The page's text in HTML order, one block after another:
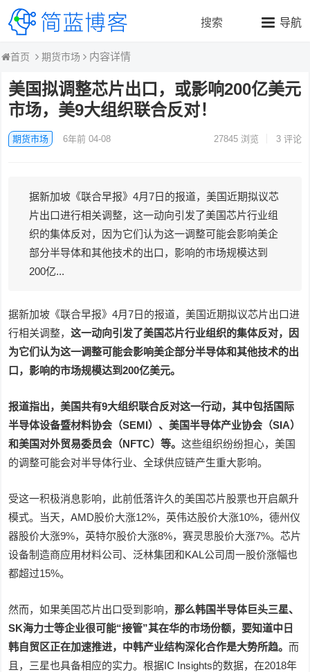
导航
搜索
首页 期货市场 内容详情
美国拟调整芯片出口，或影响200亿美元
市场，美9大组织联合反对！
期货市场 6年前 04-08 27845浏览 3 评论
据新加坡《联合早报》4月7日的报道，美国近期拟议芯
片出口进行相关调整，这一动向引发了美国芯片行业组
织的集体反对，因为它们认为这一调整可能会影响美企
部分半导体和其他技术的出口，影响的市场规模达到
200亿...
据新加坡《联合早报》4月7日的报道，美国近期拟议芯片出口进
行相关调整，这一动向引发了美国芯片行业组织的集体反对，因
为它们认为这一调整可能会影响美企部分半导体和其他技术的出
口，影响的市场规模达到200亿美元。
报道指出，美国共有9大组织联合反对这一行动，其中包括国际
半导体设备暨材料协会（SEMI）、美国半导体产业协会（SIA）
和美国对外贸易委员会（NFTC）等。这些组织纷纷担心，美国
的调整可能会对半导体行业、全球供应链产生重大影响。
受这一积极消息影响，此前低落许久的美国芯片股票也开启飙升
模式。当天，AMD股价大涨12%，英伟达股价大涨10%，德州仪
器股价大涨9%，英特尔股价大涨8%，赛灵思股价大涨7%。芯片
设备制造商应用材料公司、泛林集团和KAL公司周一股价涨幅也
都超过15%。
然而，如果美国芯片出口受到影响，那么韩国半导体巨头三星、
SK海力士等企业很可能“接管”其在华的市场份额，要知道中日
韩自贸区正在加速推进，中韩产业结构深化合作是大势所趋。而
且，三星也具备相应的实力。根据IC Insights的数据，在2018年